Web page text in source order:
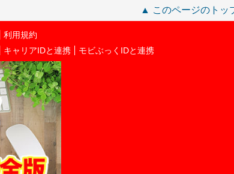
▲ このページのトッ
利用規約
キャリアIDと連携 モビぶっくIDと連携